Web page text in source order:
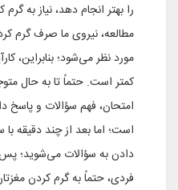
را بهتر انجام دهد، نیاز به
مطالعه، نیروی ما صرف گرم
مورد نظر می‌شود؛ بنابراین،
کمتر است. حتماً تا به حال
امتحان، فهم سؤالات و پاسخ
است؛ اما بعد از چند دقیقه
دادن به سؤالات می‌شوید؛
فردی، حتماً به گرم کردن